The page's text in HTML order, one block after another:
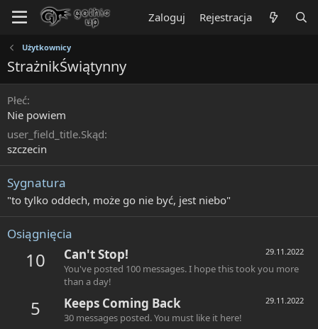
Zaloguj Rejestracja
Użytkownicy
StrażnikŚwiątynny
Płeć
Nie powiem
user_field_title.Skąd
szczecin
Sygnatura
"to tylko oddech, może go nie być, jest niebo"
Osiągnięcia
10 29.11.2022
Can't Stop!
You've posted 100 messages. I hope this took you more
than a day!
5 29.11.2022
Keeps Coming Back
30 messages posted. You must like it here!